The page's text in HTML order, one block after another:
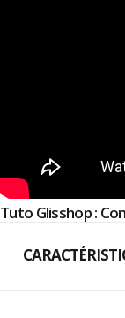
Tuto Glisshop :